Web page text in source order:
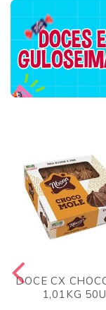
DOCE CX
1,01KG